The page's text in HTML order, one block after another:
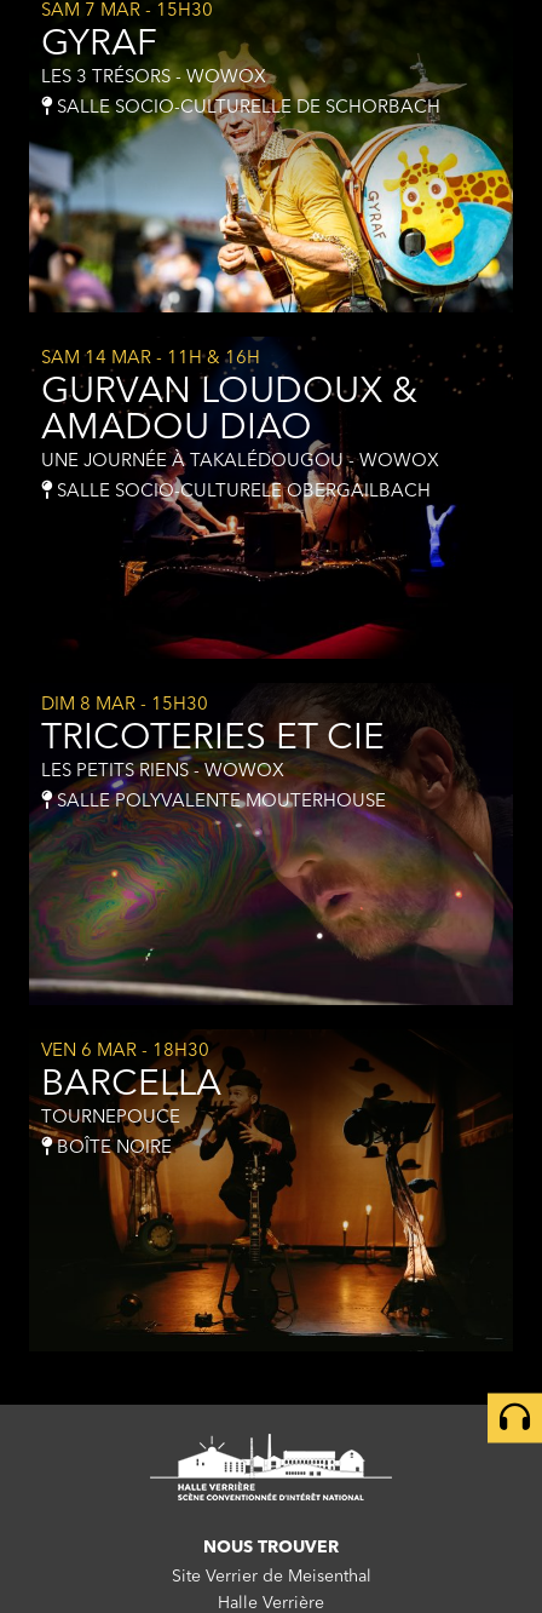
SAM 7 MAR - 15H30
GYRAF
LES 3 TRÉSORS - WOWOX
SALLE SOCIO-CULTURELLE DE SCHORBACH
SAM 14 MAR - 11H & 16H
GURVAN LOUDOUX &
AMADOU DIAO
UNE JOURNÉE À TAKALÉDOUGOU - WOWOX
SALLE SOCIO-CULTURELE OBERGAILBACH
DIM 8 MAR - 15H30
TRICOTERIES ET CIE
LES PETITS RIENS - WOWOX
SALLE POLYVALENTE MOUTERHOUSE
VEN 6 MAR - 18H30
BARCELLA
TOURNEPOUCE
BOÎTE NOIRE
NOUS TROUVER
Site Verrier de Meisenthal
Halle Verrière